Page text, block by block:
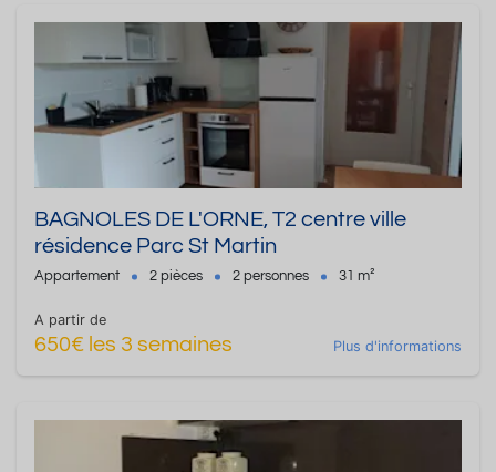
BAGNOLES DE L'ORNE, T2 centre ville
résidence Parc St Martin
Appartement 2 pièces 2 personnes 31 m²
A partir de
650€ les 3 semaines Plus d'informations